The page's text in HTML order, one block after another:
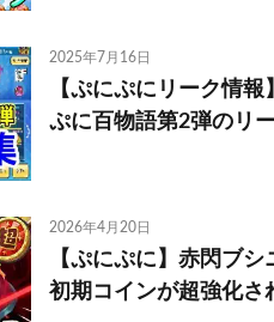
2025年7月16日
【ぷにぷにリーク情
ぷに百物語第2弾のリ
2026年4月20日
【ぷにぷに】赤閃ブ
初期コインが超強化さ